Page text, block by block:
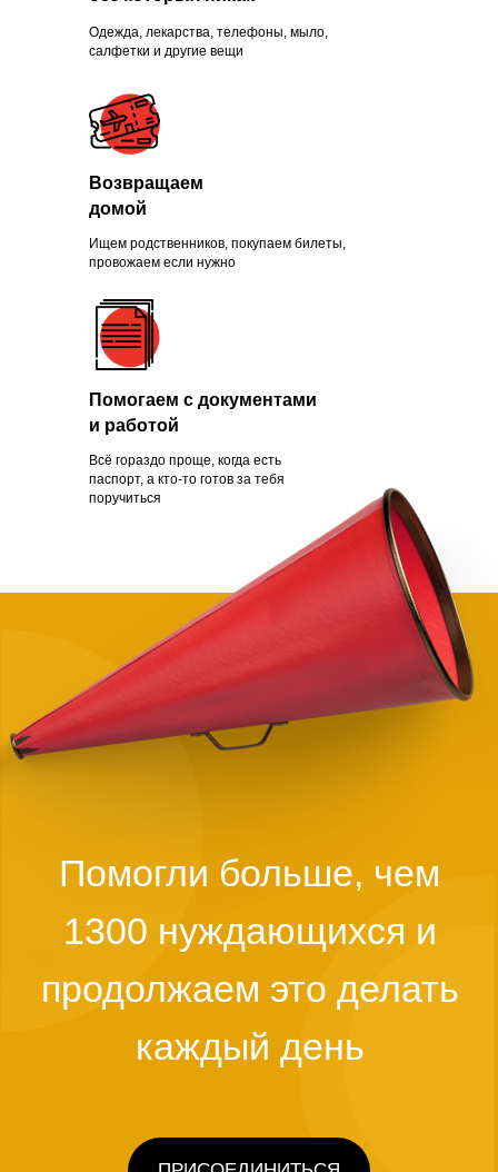
Одежда, лекарства, телефоны, мыло,
салфетки и другие вещи
Ищем родственников, покупаем билеты,
провожаем если нужно
Всё гораздо проще, когда есть
паспорт, а кто-то готов за тебя
поручиться
Возвращаем
домой
Помогаем с документами
и работой
ПРИСОЕДИНИТЬСЯ
Зачем помогать
нуждающимся
Чаще всего это люди, которых
обманули с квартирой, ограбили
на вокзале, выгнали с работы из-
за здоровья или вовремя не дали
нужной поддержки. Постепенно
человек опускает руки.
Становится проще сдаться, чем
говорит статистика, на это нужно
всего полгода. Мы в силах помочь
нуждающимся, просто нужно